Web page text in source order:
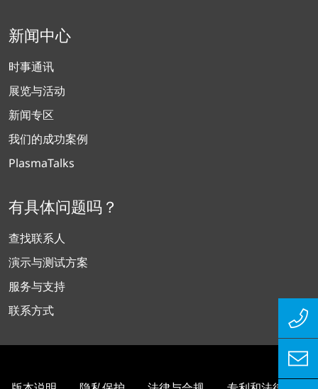
新闻中心
时事通讯
展览与活动
新闻专区
我们的成功案例
PlasmaTalks
有具体问题吗？
查找联系人
演示与测试方案
服务与支持
联系方式